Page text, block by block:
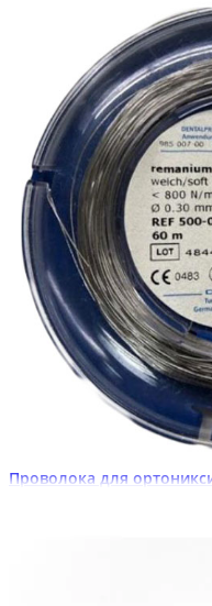
Проволока для